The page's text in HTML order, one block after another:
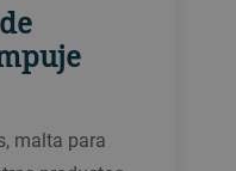
malta para